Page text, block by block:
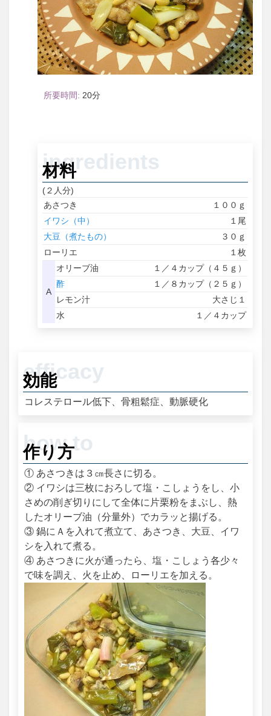
20
材料
(２人分)
あさつき
１００ｇ
イワシ（中）
１尾
大豆（煮たもの）
３０ｇ
ローリエ
１枚
A
オリーブ油
１／４カップ（４５ｇ）
酢
１／８カップ（２５ｇ）
レモン汁
大さじ１
水
１／４カップ
効能
コレステロール低下、骨粗鬆症、動脈硬化
作り方
① あさつきは３㎝長さに切る。
② イワシは三枚におろして塩・こしょうをし、小
さめの削ぎ切りにして全体に片栗粉をまぶし、熱
したオリーブ油（分量外）でカラッと揚げる。
③ 鍋にＡを入れて煮立て、あさつき、大豆、イワ
シを入れて煮る。
④ あさつきに火が通ったら、塩・こしょう各少々
で味を調え、火を止め、ローリエを加える。